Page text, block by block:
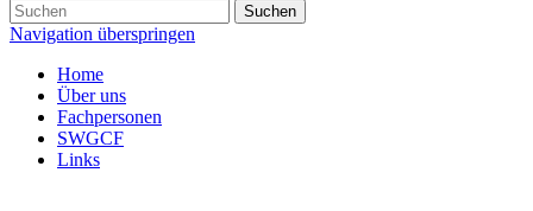
Suchen
Navigation überspringen
Home
Über uns
Fachpersonen
SWGCF
Links